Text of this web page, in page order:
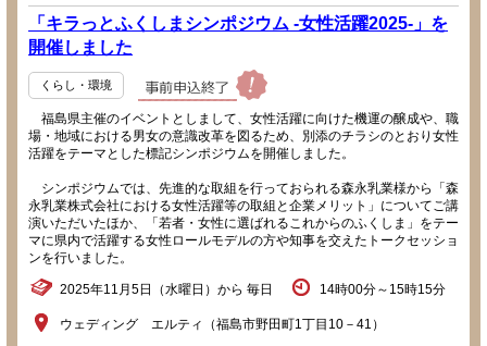
「キラっとふくしまシンポジウム -女性活躍2025-」を
開催しました
くらし・環境
福島県主催のイベントとしまして、女性活躍に向けた機運の醸成や、職
場・地域における男女の意識改革を図るため、別添のチラシのとおり女性
活躍をテーマとした標記シンポジウムを開催しました。
シンポジウムでは、先進的な取組を行っておられる森永乳業様から「森
永乳業株式会社における女性活躍等の取組と企業メリット」についてご講
演いただいたほか、「若者・女性に選ばれるこれからのふくしま」をテー
マに県内で活躍する女性ロールモデルの方や知事を交えたトークセッショ
ンを行いました。
2025年11月5日（水曜日）から 毎日 14時00分～15時15分
ウェディング エルティ（福島市野田町1丁目10－41）